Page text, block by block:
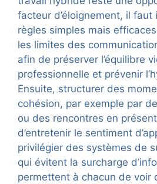
facteur d’éloignement, il faut
règles simples mais
les limites des
afin de préserver l’équilibre
professionnelle et prévenir
Ensuite, structurer des
cohésion, par exemple par
ou des rencontres en
d’entretenir le sentiment
privilégier des systèmes de
qui évitent la surcharge
permettent à chacun de voir